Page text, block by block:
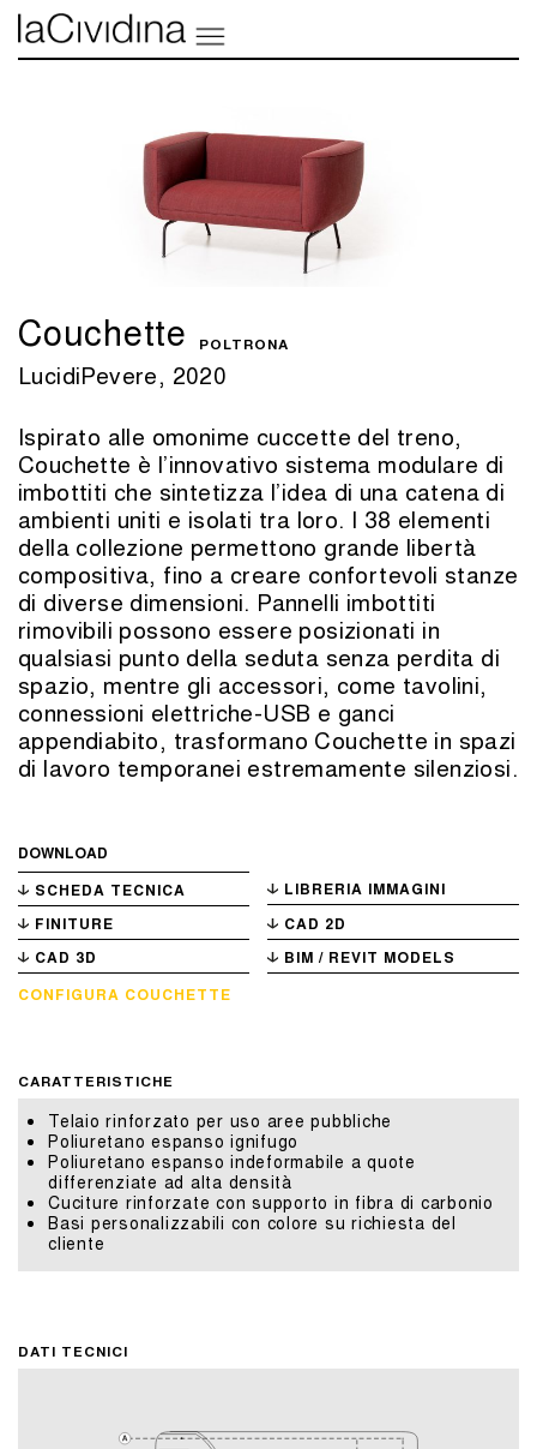
Couchette POLTRONA
LucidiPevere, 2020
Ispirato alle omonime cuccette del treno,
Couchette è l’innovativo sistema modulare di
imbottiti che sintetizza l’idea di una catena di
ambienti uniti e isolati tra loro. I 38 elementi
della collezione permettono grande libertà
compositiva, fino a creare confortevoli stanze
di diverse dimensioni. Pannelli imbottiti
rimovibili possono essere posizionati in
qualsiasi punto della seduta senza perdita di
spazio, mentre gli accessori, come tavolini,
connessioni elettriche-USB e ganci
appendiabito, trasformano Couchette in spazi
di lavoro temporanei estremamente silenziosi.
DOWNLOAD
SCHEDA TECNICA
LIBRERIA IMMAGINI
FINITURE
CAD 2D
CAD 3D
BIM / REVIT MODELS
CONFIGURA COUCHETTE
CARATTERISTICHE
Telaio rinforzato per uso aree pubbliche
Poliuretano espanso ignifugo
Poliuretano espanso indeformabile a quote
differenziate ad alta densità
Cuciture rinforzate con supporto in fibra di carbonio
Basi personalizzabili con colore su richiesta del
cliente
DATI TECNICI